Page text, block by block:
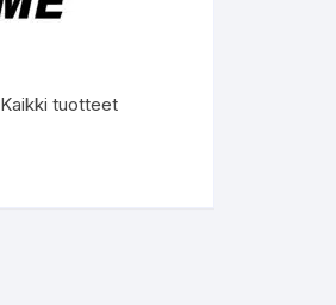
Kaikki tuotteet